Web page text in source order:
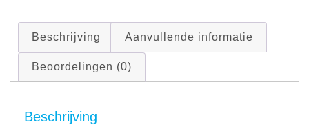
Beschrijving Aanvullende informatie
Beoordelingen (0)
Beschrijving